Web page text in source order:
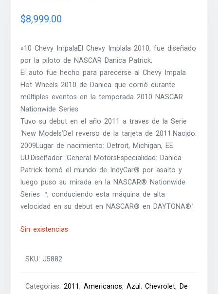
$8,999.00
»10 Chevy ImpalaEl Chevy Implala 2010, fue diseñado
por la piloto de NASCAR Danica Patrick.
El auto fue hecho para parecerse al Chevy Impala
Hot Wheels 2010 de Danica que corrió durante
múltiples eventos en la temporada 2010 NASCAR
Nationwide Series
Tuvo su debut en el año 2011 a traves de la Serie
‘New Models’Del reverso de la tarjeta de 2011:Nacido:
2009Lugar de nacimiento: Detroit, Michigan, EE.
UU.Diseñador: General MotorsEspecialidad: Danica
Patrick tomó el mundo de IndyCar® por asalto y
luego puso su mirada en la NASCAR® Nationwide
Series ™, conduciendo esta máquina de alta
velocidad en su debut en NASCAR® en DAYTONA®.’
Sin existencias
SKU:J5882
Categorías:2011,Americanos,Azul,Chevrolet, De